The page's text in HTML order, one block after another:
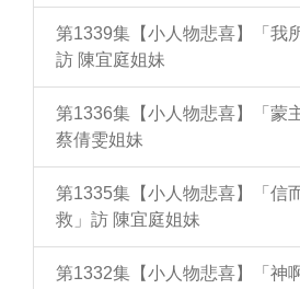
第1339集【小人物悲喜】「我
訪 陳宜庭姐妹
第1336集【小人物悲喜】「蒙
蔡倩雯姐妹
第1335集【小人物悲喜】「信
救」訪 陳宜庭姐妹
第1332集【小人物悲喜】「神